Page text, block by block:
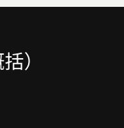
）